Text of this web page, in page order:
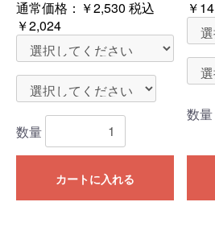
通常価格： ￥2,530 税込
￥2,024
数量
カートに入れる
￥
数量